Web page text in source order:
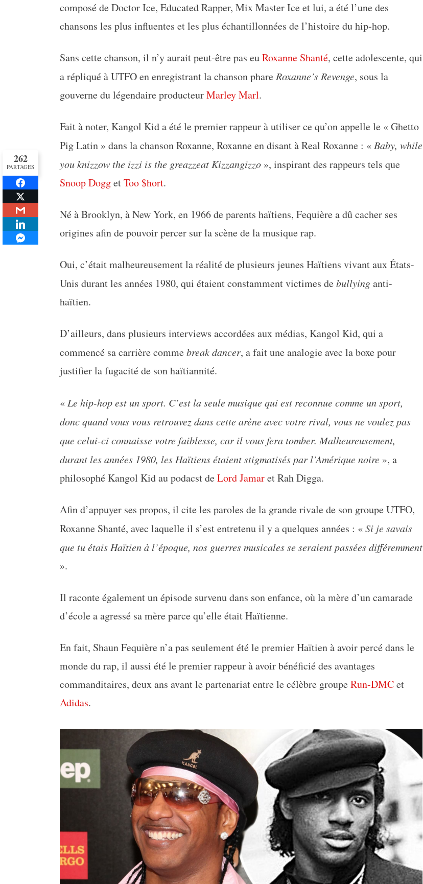
composé de Doctor Ice, Educated Rapper, Mix Master Ice et lui, a été l’une des
chansons les plus influentes et les plus échantillonnées de l’histoire du hip-hop.
Sans cette chanson, il n’y aurait peut-être pas euRoxanne Shanté, cette adolescente, qui
a répliqué à UTFO en enregistrant la chanson phareRoxanne’s Revenge, sous la
gouverne du légendaire producteurMarley Marl.
Fait à noter, Kangol Kid a été le premier rappeur à utiliser ce qu’on appelle le « Ghetto
Pig Latin » dans la chanson Roxanne, Roxanne en disant à Real Roxanne : «Baby, while
you knizzow the izzi is the greazzeat Kizzangizzo », inspirant des rappeurs tels que
Snoop DoggetToo $hort.
Né à Brooklyn, à New York, en 1966 de parents haïtiens, Fequière a dû cacher ses
origines afin de pouvoir percer sur la scène de la musique rap.
Oui, c’était malheureusement la réalité de plusieurs jeunes Haïtiens vivant aux États-
Unis durant les années 1980, qui étaient constamment victimes debullyinganti-
haïtien.
D’ailleurs, dans plusieurs interviews accordées aux médias, Kangol Kid, qui a
commencé sa carrière commebreak dancer, a fait une analogie avec la boxe pour
justifier la fugacité de son haïtiannité.
«Le hip-hop est un sport. C’est la seule musique qui est reconnue comme un sport,
donc quand vous vous retrouvez dans cette arène avec votre rival, vous ne voulez pas
que celui-ci connaisse votre faiblesse, car il vous fera tomber. Malheureusement,
durant les années 1980, les Haïtiens étaient stigmatisés par l’Amérique noire», a
philosophé Kangol Kid au podacst deLord Jamaret Rah Digga.
Afin d’appuyer ses propos, il cite les paroles de la grande rivale de son groupe UTFO,
Roxanne Shanté, avec laquelle il s’est entretenu il y a quelques années : «Si je savais
que tu étais Haïtien à l’époque, nos guerres musicales se seraient passées différemment
».
Il raconte également un épisode survenu dans son enfance, où la mère d’un camarade
d’école a agressé sa mère parce qu’elle était Haïtienne.
En fait, Shaun Fequière n’a pas seulement été le premier Haïtien à avoir percé dans le
monde du rap, il aussi été le premier rappeur à avoir bénéficié des avantages
commanditaires, deux ans avant le partenariat entre le célèbre groupeRun-DMCet
Adidas.
262
PARTAGES